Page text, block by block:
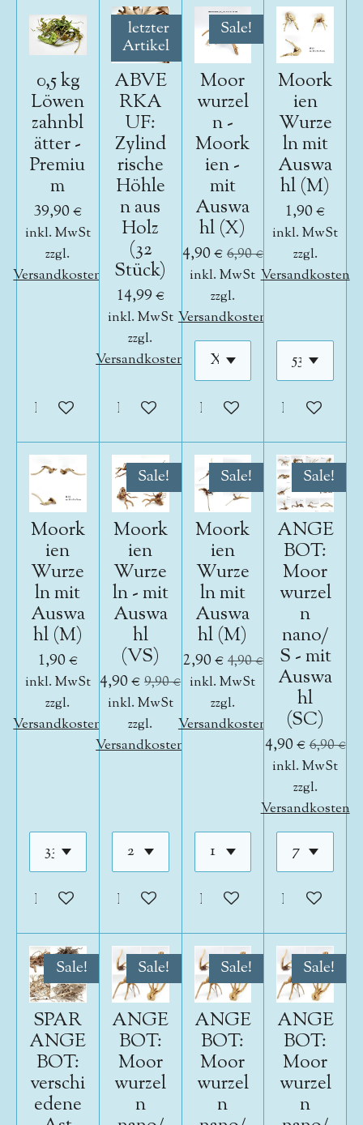
0,5 kg
Löwen
zahnbl
ätter -
Premiu
m
39,90 €
inkl. MwSt
zzgl.
Versandkosten
In den Warenkorb
letzter
Artikel
ABVE
RKA
UF:
Zylind
rische
Höhle
n aus
Holz
(32
Stück)
14,99 €
inkl. MwSt
zzgl.
Versandkosten
In den Warenkorb
Sale!
Moor
wurzel
n -
Moork
ien -
mit
Auswa
hl (X)
4,90 € 6,90 €
inkl. MwSt
zzgl.
Versandkosten
In den Warenkorb
Moork
ien
Wurze
ln mit
Auswa
hl (M)
1,90 €
inkl. MwSt
zzgl.
Versandkosten
In den
Moork
ien
Wurze
ln mit
Auswa
hl (M)
1,90 €
inkl. MwSt
zzgl.
Versandkosten
In den Warenkorb
Sale!
Moork
ien
Wurze
ln - mit
Auswa
hl
(VS)
4,90 € 9,90 €
inkl. MwSt
zzgl.
Versandkosten
In den Warenkorb
Sale!
Moork
ien
Wurze
ln mit
Auswa
hl (M)
2,90 € 4,90 €
inkl. MwSt
zzgl.
Versandkosten
In den Warenkorb
Sale!
ANGE
BOT:
Moor
wurzel
n
nano/
S - mit
Auswa
hl
(SC)
4,90 €6,90 €
inkl. MwSt
zzgl.
Versandkosten
In den
Sale!
SPAR
ANGE
BOT:
verschi
edene
Sale!
ANGE
BOT:
Moor
wurzel
n
Sale!
ANGE
BOT:
Moor
wurzel
n
Sale!
ANGE
BOT:
Moor
wurzel
n